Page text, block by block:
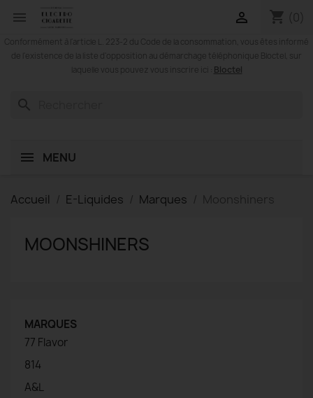
 shopping_cart (0)

Conformément à l'article L. 223-2 du Code de la consommation, vous êtes informé
de l'existence de la liste d'opposition au démarchage téléphonique Bloctel, sur
laquelle vous pouvez vous inscrire ici : Bloctel
search
MENU
Accueil E-Liquides Marques Moonshiners
MOONSHINERS
MARQUES
77 Flavor
814
A&L